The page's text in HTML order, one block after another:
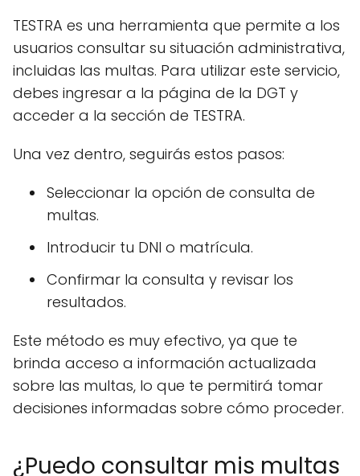
TESTRA es una herramienta que permite a los
usuarios consultar su situación administrativa,
incluidas las multas. Para utilizar este servicio,
debes ingresar a la página de la DGT y
acceder a la sección de TESTRA.
Una vez dentro, seguirás estos pasos:
Seleccionar la opción de consulta de
multas.
Introducir tu DNI o matrícula.
Confirmar la consulta y revisar los
resultados.
Este método es muy efectivo, ya que te
brinda acceso a información actualizada
sobre las multas, lo que te permitirá tomar
decisiones informadas sobre cómo proceder.
¿Puedo consultar mis multas